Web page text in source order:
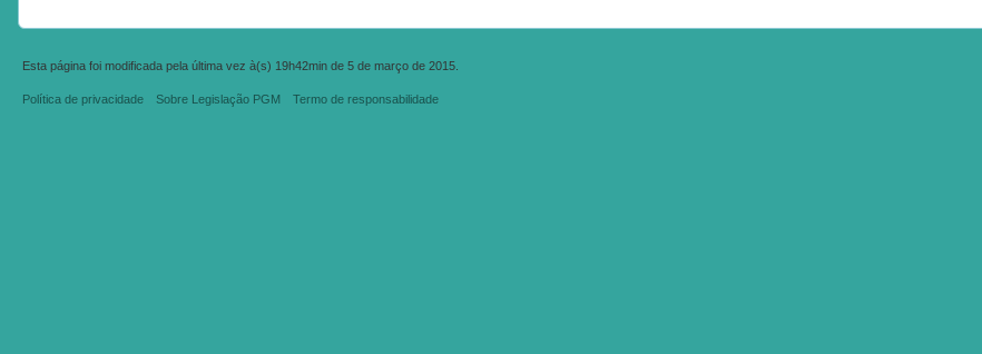
Esta página foi modificada pela última vez à(s) 19h42min de 5 de março de 2015.
Política de privacidade Sobre Legislação PGM Termo de responsabilidade